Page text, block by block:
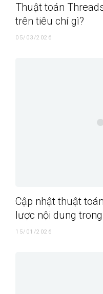
Thuật toán
trên tiêu chí gì?
05/03/2026
Cập nhật thuật
lược nội dung
15/01/2026